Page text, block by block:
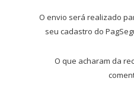
O envio será realizado
seu cadastro do
O que acharam da